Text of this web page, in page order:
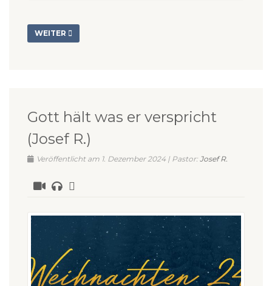
WEITER
Gott hält was er verspricht
(Josef R.)
Veröffentlicht am 1. Dezember 2024 | Pastor: Josef R.